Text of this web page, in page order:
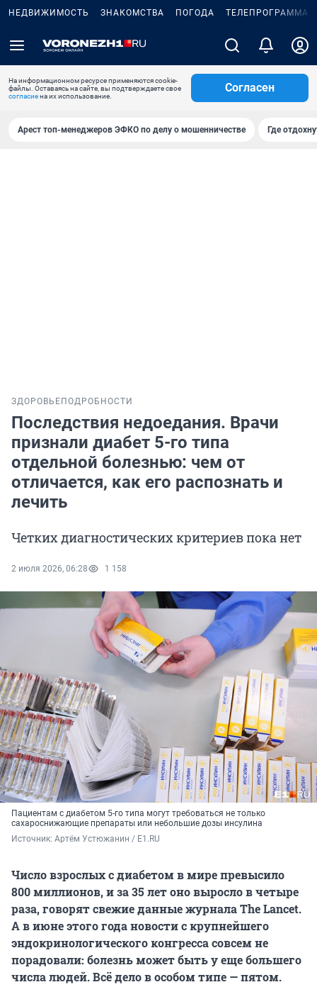
НЕДВИЖИМОСТЬ ЗНАКОМСТВА ПОГОДА ТЕЛЕПРОГРАММА
На информационном ресурсе применяются cookie-
файлы. Оставаясь на сайте, вы подтверждаете свое
согласиена их использование.
Согласен
Арест топ-менеджеров ЭФКО по делу о мошенничестве Где
ЗДОРОВЬЕ ПОДРОБНОСТИ
Последствия недоедания. Врачи
признали диабет 5-го типа
отдельной болезнью: чем от
отличается, как его распознать и
лечить
Четких диагностических критериев пока нет
2 июля 2026, 06:28 1 158
Пациентам с диабетом 5-го типа могут требоваться не только
сахароснижающие препараты или небольшие дозы инсулина
Источник: Артём Устюжанин / E1.RU
Число взрослых с диабетом в мире превысило
800 миллионов, и за 35 лет оно выросло в четыре
раза, говорят свежие данные журнала The Lancet.
А в июне этого года новости с крупнейшего
эндокринологического конгресса совсем не
порадовали: болезнь может быть у еще большего
числа людей. Всё дело в особом типе — пятом.